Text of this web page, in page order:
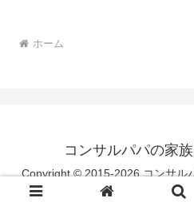
ホーム
コンサルパパの家
Copyright © 2015-2026 コンサル
Rights